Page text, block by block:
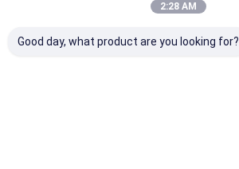
2:28 AM
Good day, what product are you looking for?